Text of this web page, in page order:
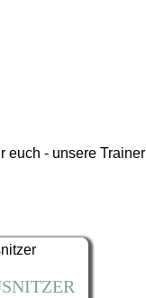
euch - unsere Trainer